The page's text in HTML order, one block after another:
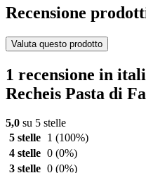
Recensione
Valuta questo prodotto
1 recensione in
Recheis Pasta di
5,0 su 5 stelle
5 stelle
1 (100%)
4 stelle 0 (0%)
3 stelle 0 (0%)